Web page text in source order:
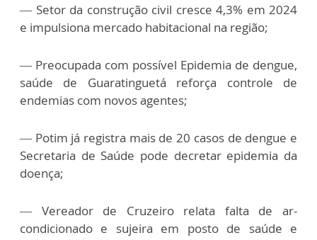
— Setor da construção civil cresce 4,3% em 2024
e impulsiona mercado habitacional na região;
— Preocupada com possível Epidemia de dengue,
saúde de Guaratinguetá reforça controle de
endemias com novos agentes;
— Potim já registra mais de 20 casos de dengue e
Secretaria de Saúde pode decretar epidemia da
doença;
— Vereador de Cruzeiro relata falta de ar-
condicionado e sujeira em posto de saúde e